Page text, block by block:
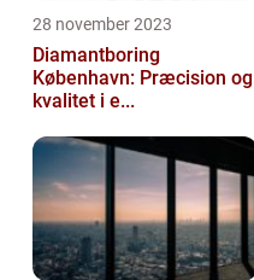
28 november 2023
Diamantboring
København: Præcision og
kvalitet i e...